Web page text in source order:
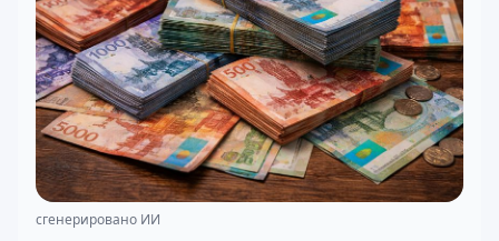
сгенерировано ИИ